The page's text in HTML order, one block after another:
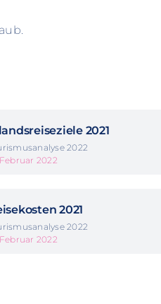
2021
2022
Februar 2022
2021
2022
Februar 2022